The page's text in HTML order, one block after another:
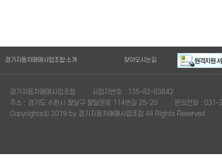
경기자동차매매사업조합 소개 찾아오시는길
경기자동차매매사업조합
사업자번호 : 135-82-03842
주소 : 경기도 수원시 팔달구 팔달문로 114번길 25-20
문의전화 :
Copyrightsⓒ 2019 by 경기자동차매매사업조합 All Rights Reserved